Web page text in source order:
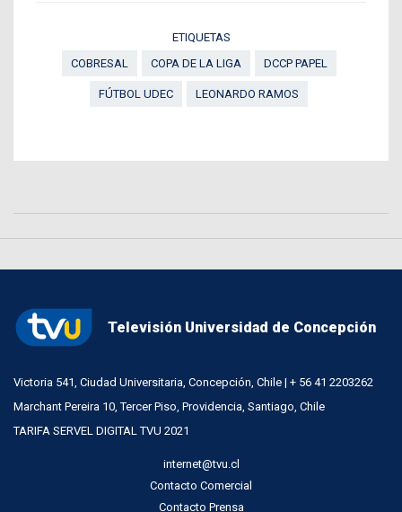
ETIQUETAS
COBRESAL
COPA DE LA LIGA DCCP PAPEL
FÚTBOL UDEC LEONARDO RAMOS
Televisión Universidad de Concepción
Victoria 541, Ciudad Universitaria, Concepción, Chile | + 56 41 2203262
Marchant Pereira 10, Tercer Piso, Providencia, Santiago, Chile
TARIFA SERVEL DIGITAL TVU 2021
internet@tvu.cl
Contacto Comercial
Contacto Prensa